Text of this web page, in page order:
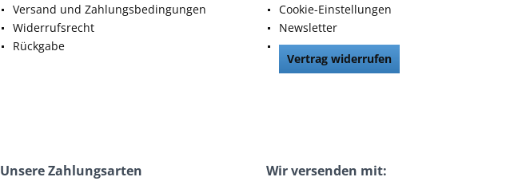
Versand und Zahlungsbedingungen
Widerrufsrecht
Rückgabe
Cookie-Einstellungen
Newsletter
Vertrag widerrufen
Unsere Zahlungsarten Wir versenden mit: